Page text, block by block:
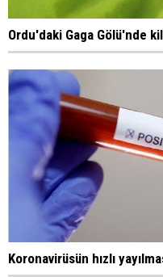
Ordu'daki Gaga Gölü'nde
Koronavirüsün hızlı